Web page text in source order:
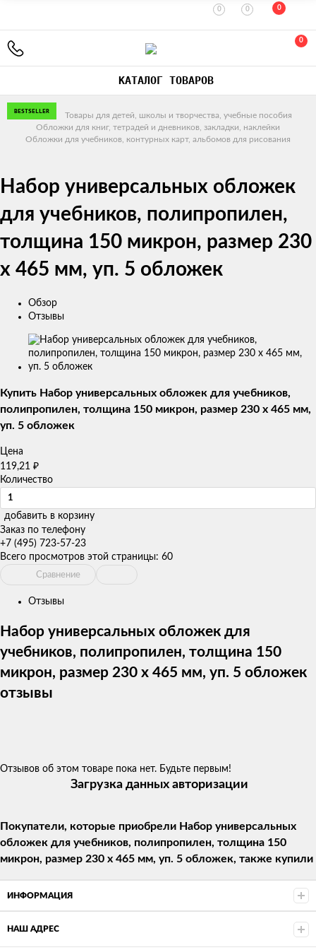
0 0 0
0
КАТАЛОГ ТОВАРОВ
Главная
Товары для детей, школы и творчества, учебные пособия
Обложки для книг, тетрадей и дневников, закладки, наклейки
Обложки для учебников, контурных карт, альбомов для рисования
Набор универсальных обложек
для учебников, полипропилен,
толщина 150 микрон, размер 230
х 465 мм, уп. 5 обложек
Обзор
Отзывы
Изображения
товаров
BESTSELLER
Купить Набор универсальных обложек для учебников,
полипропилен, толщина 150 микрон, размер 230 х 465 мм,
уп. 5 обложек
Цена
119,21 ₽
Количество
добавить в корзину
Заказ по телефону
+7 (495) 723-57-23
Всего просмотров этой страницы: 60
Сравнение
Отзывы
Набор универсальных обложек для
учебников, полипропилен, толщина 150
микрон, размер 230 х 465 мм, уп. 5 обложек
отзывы
Отзывов об этом товаре пока нет. Будьте первым!
Загрузка данных авторизации
Покупатели, которые приобрели Набор универсальных
обложек для учебников, полипропилен, толщина 150
микрон, размер 230 х 465 мм, уп. 5 обложек, также купили
ИНФОРМАЦИЯ
НАШ АДРЕС